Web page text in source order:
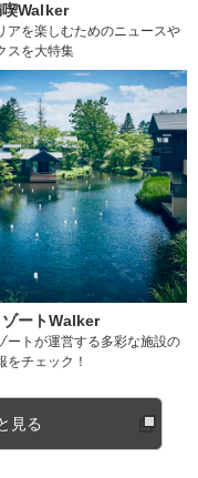
喫Walker
アを楽しむためのニュースや
スを大特集
ートWalker
ートが運営する多彩な施設の
をチェック！
見る